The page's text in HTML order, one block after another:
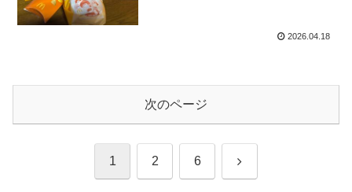
2026.04.18
次のページ
1 2 6 次